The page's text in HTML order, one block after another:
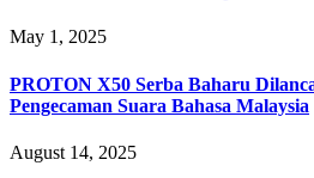
May 1, 2025
PROTON X50 Serba Baharu
Pengecaman Suara Bahasa Malaysia
August 14, 2025